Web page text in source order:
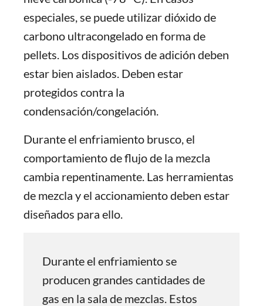
especiales, se puede utilizar dióxido de
carbono ultracongelado en forma de
pellets. Los dispositivos de adición deben
estar bien aislados. Deben estar
protegidos contra la
condensación/congelación.
Durante el enfriamiento brusco, el
comportamiento de flujo de la mezcla
cambia repentinamente. Las herramientas
de mezcla y el accionamiento deben estar
diseñados para ello.
Durante el enfriamiento se
producen grandes cantidades de
gas en la sala de mezclas. Estos